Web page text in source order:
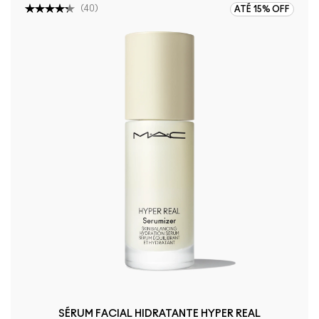
ATÉ 15% OFF
(40 )
SÉRUM FACIAL HIDRATANTE HYPER REAL